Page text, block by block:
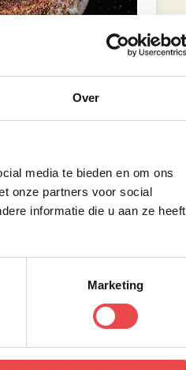
Over
media te bieden en om ons
onze partners voor social
informatie die u aan ze heeft
Marketing